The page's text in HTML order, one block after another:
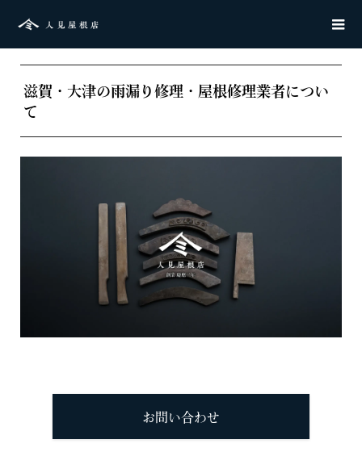
滋賀・大津の雨漏り修理・屋根修理業者につい
て
お問い合わせ